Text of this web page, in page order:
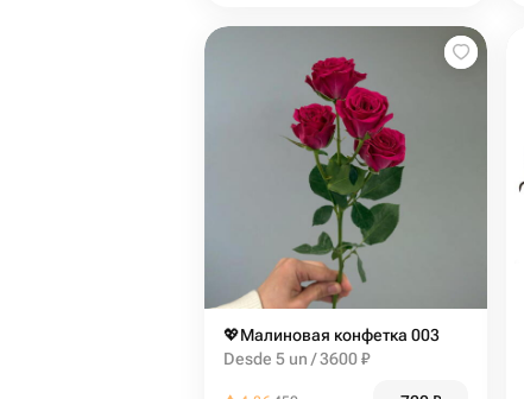
💖Малиновая конфетка 003
Desde 5 un / 3600 ₽